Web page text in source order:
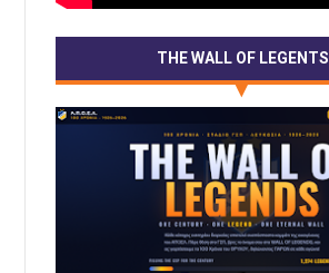
THE WALL OF LEGENTS